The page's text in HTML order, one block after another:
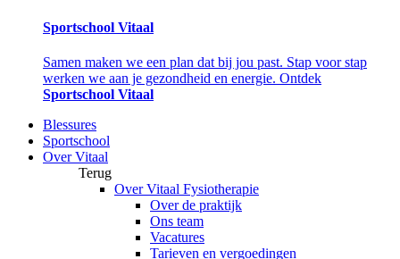
Sportschool Vitaal
Samen maken we een plan dat bij jou past. Stap voor stap
werken we aan je gezondheid en energie. Ontdek
Sportschool Vitaal
Blessures
Sportschool
Over Vitaal
Terug
Over Vitaal Fysiotherapie
Over de praktijk
Ons team
Vacatures
Tarieven en vergoedingen